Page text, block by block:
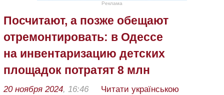
Реклама
Посчитают, а позже обещают
отремонтировать: в Одессе
на инвентаризацию детских
площадок потратят 8 млн
20 ноября 2024, 16:46
Читати українською